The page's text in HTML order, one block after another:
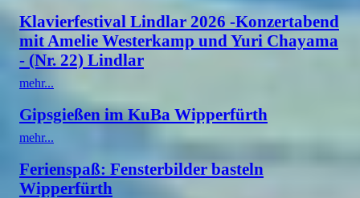
Klavierfestival Lindlar 2026 -Konzertabend
mit Amelie Westerkamp und Yuri Chayama
- (Nr. 22) Lindlar
mehr...
Gipsgießen im KuBa Wipperfürth
mehr...
Ferienspaß: Fensterbilder basteln
Wipperfürth